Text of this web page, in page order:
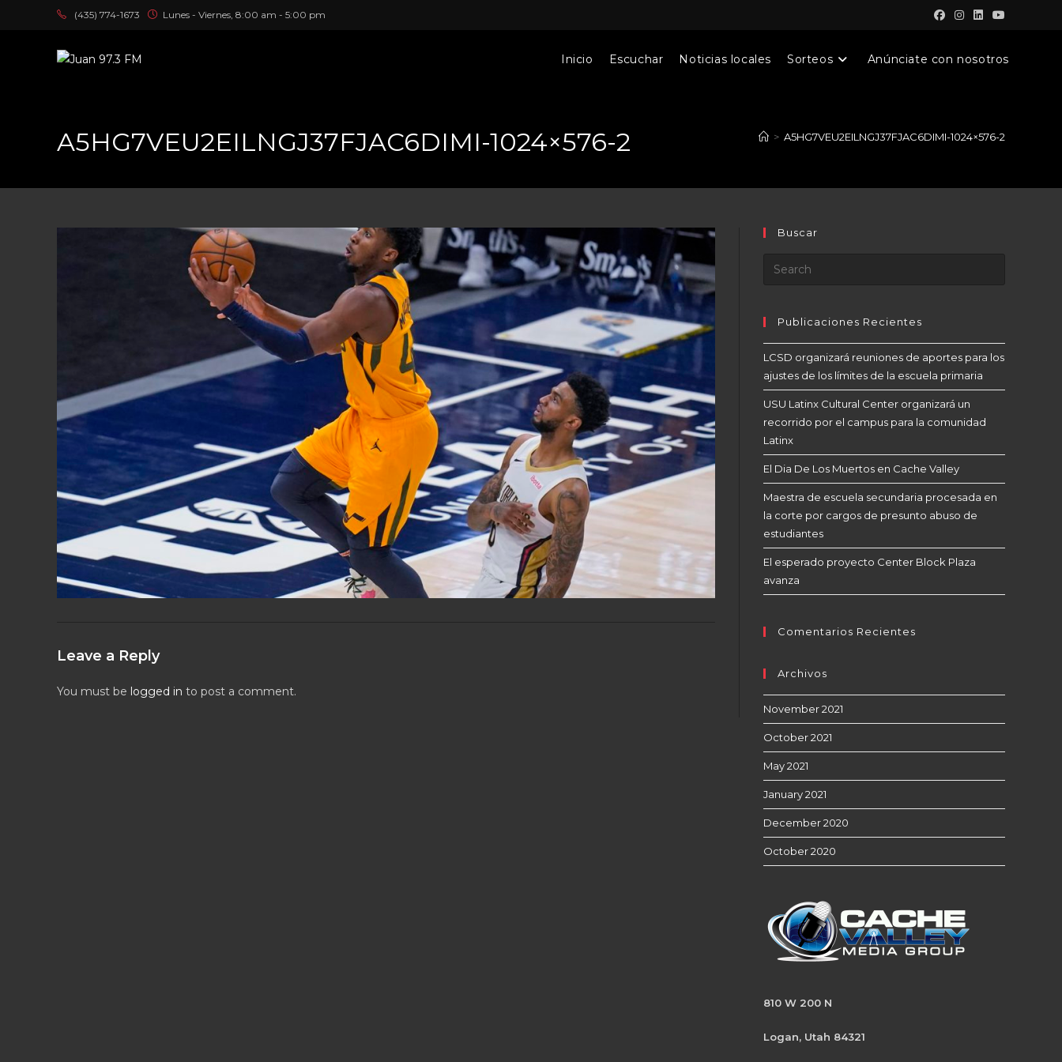
(435) 774-1673 Lunes - Viernes, 8:00 am - 5:00 pm
Inicio Escuchar Noticias locales Sorteos Anúnciate con nosotros
A5HG7VEU2EILNGJ37FJAC6DIMI-1024×576-2 > A5HG7VEU2EILNGJ37FJAC6DIMI-1024×576-2
Leave a Reply
You must be logged in to post a comment.
Buscar
Publicaciones Recientes
LCSD organizará reuniones de aportes para los
ajustes de los límites de la escuela primaria
USU Latinx Cultural Center organizará un
recorrido por el campus para la comunidad
Latinx
El Dia De Los Muertos en Cache Valley
Maestra de escuela secundaria procesada en
la corte por cargos de presunto abuso de
estudiantes
El esperado proyecto Center Block Plaza
avanza
Comentarios Recientes
Archivos
November 2021
October 2021
May 2021
January 2021
December 2020
October 2020
810 W 200 N
Logan, Utah 84321